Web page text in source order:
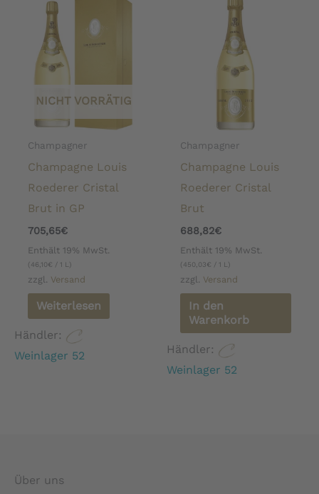
NICHT VORRÄTIG
Champagner
Champagne Louis
Roederer Cristal
Brut in GP
705,65€
Enthält 19% MwSt.
(46,10€ / 1 L)
zzgl. Versand
Weiterlesen
Händler:
Weinlager 52
Champagner
Champagne Louis
Roederer Cristal
Brut
688,82€
Enthält 19% MwSt.
(450,03€ / 1 L)
zzgl. Versand
In den
Warenkorb
Händler:
Weinlager 52
Über uns